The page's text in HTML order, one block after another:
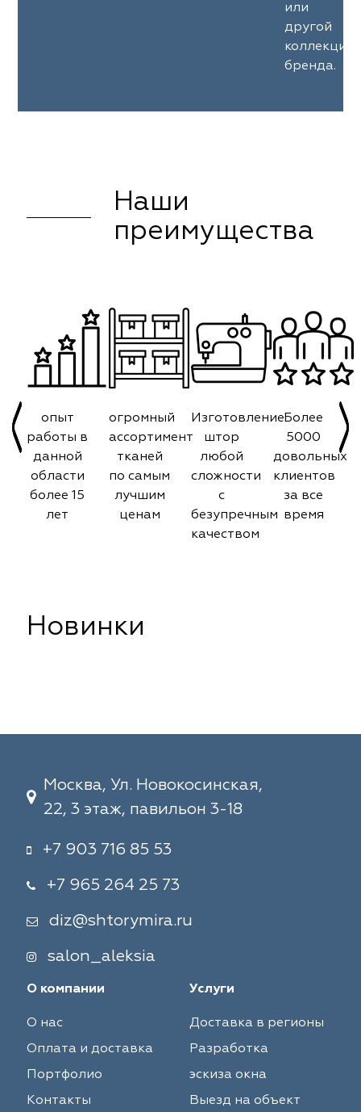
или
другой
коллекции
бренда.
Наши
преимущества
опыт
работы в
данной
области
более 15
лет
огромный
ассортимент
тканей
по самым
лучшим
ценам
Изготовление
штор
любой
сложности
с
безупречным
качеством
Более
5000
довольных
клиентов
за все
время
Новинки
Москва, Ул. Новокосинская,
22, 3 этаж, павильон 3-18
+7 903 716 85 53
+7 965 264 25 73
diz@shtorymira.ru
salon_aleksia
О компании
О нас
Оплата и доставка
Портфолио
Контакты
Услуги
Доставка в регионы
Разработка
эскиза окна
Выезд на объект